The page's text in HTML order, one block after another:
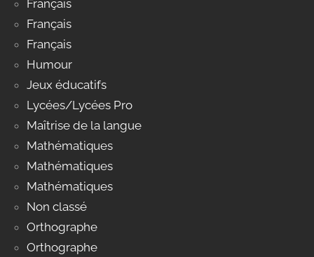
Français
Français
Français
Humour
Jeux éducatifs
Lycées/Lycées Pro
Maîtrise de la langue
Mathématiques
Mathématiques
Mathématiques
Non classé
Orthographe
Orthographe